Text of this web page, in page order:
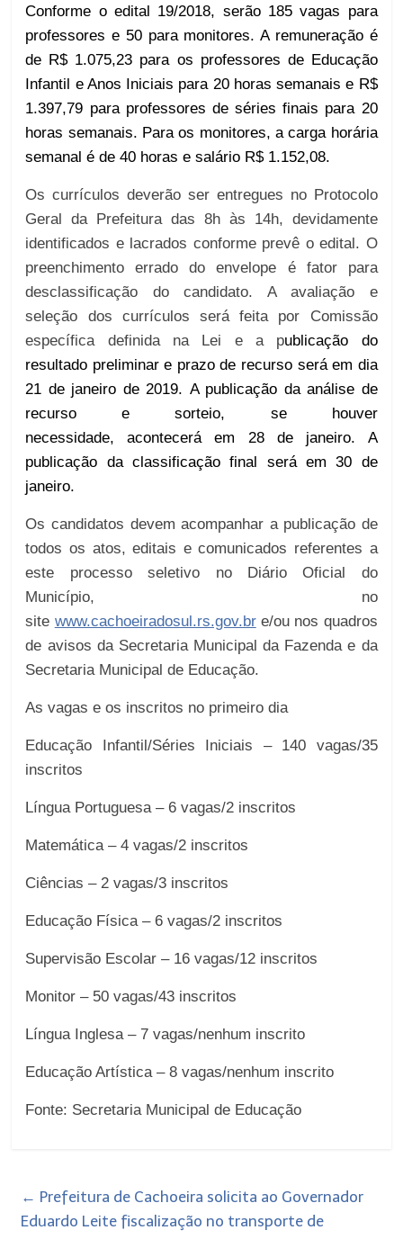
Conforme o edital 19/2018, serão 185 vagas para
professores e 50 para monitores. A remuneração é
de R$ 1.075,23 para os professores de Educação
Infantil e Anos Iniciais para 20 horas semanais e R$
1.397,79 para professores de séries finais para 20
horas semanais. Para os monitores, a carga horária
semanal é de 40 horas e salário R$ 1.152,08.
Os currículos deverão ser entregues no Protocolo
Geral da Prefeitura das 8h às 14h, devidamente
identificados e lacrados conforme prevê o edital. O
preenchimento errado do envelope é fator para
desclassificação do candidato. A avaliação e
seleção dos currículos será feita por Comissão
específica definida na Lei e a publicação do
resultado preliminar e prazo de recurso será em dia
21 de janeiro de 2019. A publicação da análise de
recurso e sorteio, se houver
necessidade,acontecerá em 28 de janeiro. A
publicação da classificação final será em30 de
janeiro.
Os candidatos devemacompanhar a publicação de
todos os atos, editais e comunicados referentes a
este processoseletivo no Diário Oficial do
Município, no
site www.cachoeiradosul.rs.gov.bre/ou nos quadros
de avisos da Secretaria Municipal da Fazenda e da
Secretaria Municipal de Educação.
As vagas e os inscritos no primeiro dia
Educação Infantil/Séries Iniciais – 140 vagas/35
inscritos
Língua Portuguesa – 6 vagas/2 inscritos
Matemática – 4 vagas/2 inscritos
Ciências – 2 vagas/3 inscritos
Educação Física – 6 vagas/2 inscritos
Supervisão Escolar – 16 vagas/12 inscritos
Monitor – 50 vagas/43 inscritos
Língua Inglesa – 7 vagas/nenhum inscrito
Educação Artística – 8 vagas/nenhum inscrito
Fonte: Secretaria Municipal de Educação
← Prefeitura de Cachoeira solicita ao Governador
Eduardo Leite fiscalização no transporte de